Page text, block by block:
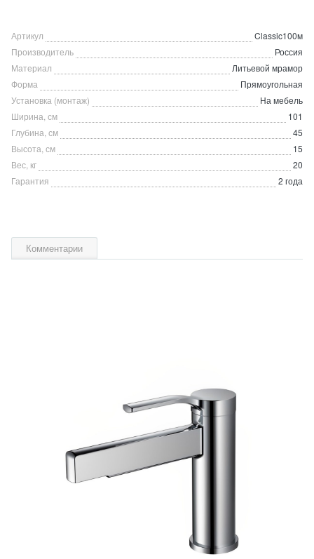
Артикул
Classic100м
Производитель
Россия
Материал
Литьевой мрамор
Форма
Прямоугольная
Установка (монтаж)
На мебель
Ширина, см
101
Глубина, см
45
Высота, см
15
Вес, кг
20
Гарантия
2 года
Комментарии